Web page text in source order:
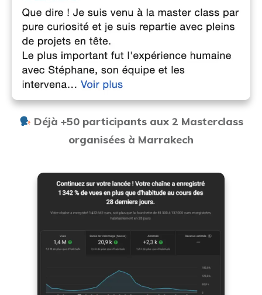
Déjà +50 participantsaux 2 Masterclass
organisées à Marrakech